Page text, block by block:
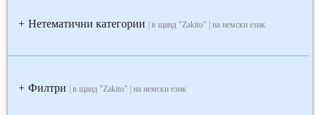
+ Нетематични категории | в щанд "Zakito" | на немски език
+ Филтри | в щанд "Zakito" | на немски език